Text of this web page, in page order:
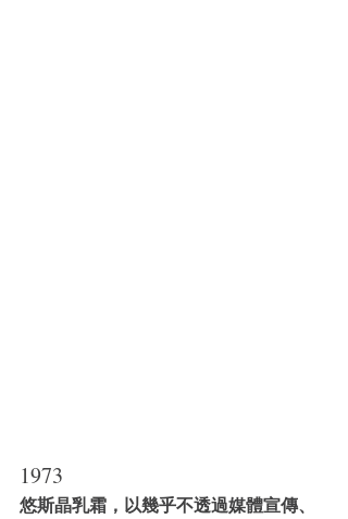
1973
悠斯晶乳霜，以幾乎不透過媒體宣傳、